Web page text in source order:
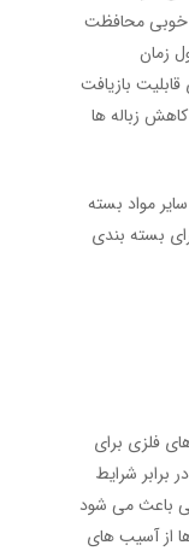
خوبی محافظت
زمان
بازیافت
زباله‌ ها
مواد بسته‌
بسته‌ بندی
فلزی برای
برابر شرایط
باعث می‌ شود
از آسیب‌ های